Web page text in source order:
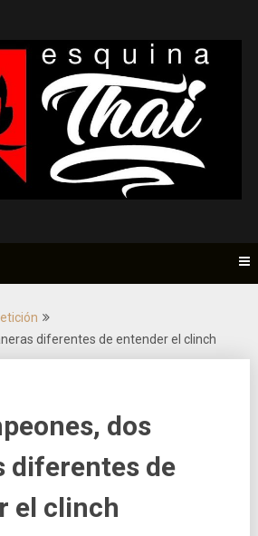
diferentes de entender el clinch
dos
diferentes de
el clinch